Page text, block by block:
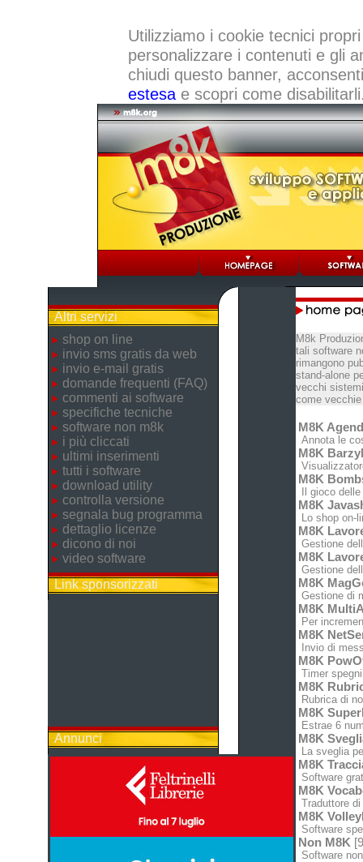
Utilizziamo i cookie tecnici
personalizzare i contenuti e gli
chiudi questo banner,
estesae scopri come
Altri servizi
shop on line
invio sms gratis da web
invio e-mail gratis
domande frequenti (FAQ)
commenti ai software
specifiche tecniche
software non m8k
i più cliccati
ultimi inserimenti
tutti i software
download utility
controlla versione
segnala bug programma
dettaglio licenze
dicono di noi
video software
Link sponsorizzati
Annunci
M8k
tali software
rimangono
stand-alone
vecchi
come
M8K
Annota le
M8K
M8K
Il gioco
M8K
Lo shop on-
M8K
Gestione
M8K
Gestione
M8K
Gestione di
M8K
Per
M8K
Invio di
M8K
Timer
M8K
Rubrica di
M8K
Estrae 6
M8K
La sveglia
M8K
Software
M8K
Traduttore
M8K
Software
Non M8K
Software